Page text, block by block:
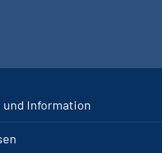
und Information